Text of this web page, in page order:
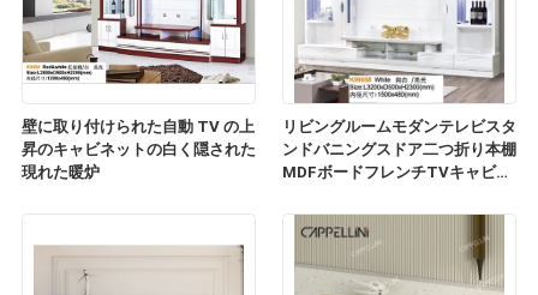
壁に取り付けられた自動 TV の上
昇のキャビネットの白く隠された
現れた暖炉
リビングルームモダンテレビスタ
ンドバニングスドア二つ折り本棚
MDFボードフレンチTVキャビネ